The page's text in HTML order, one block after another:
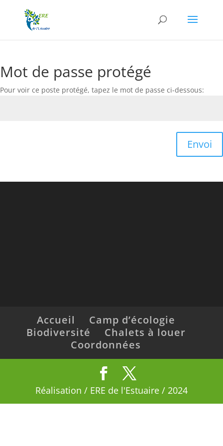
Mot de passe protégé
Pour voir ce poste protégé, tapez le mot de passe ci-dessous:
Envoi
Accueil
Camp d’écologie
Biodiversité
Chalets à louer
Coordonnées
Réalisation / ERE de l'Estuaire / 2024